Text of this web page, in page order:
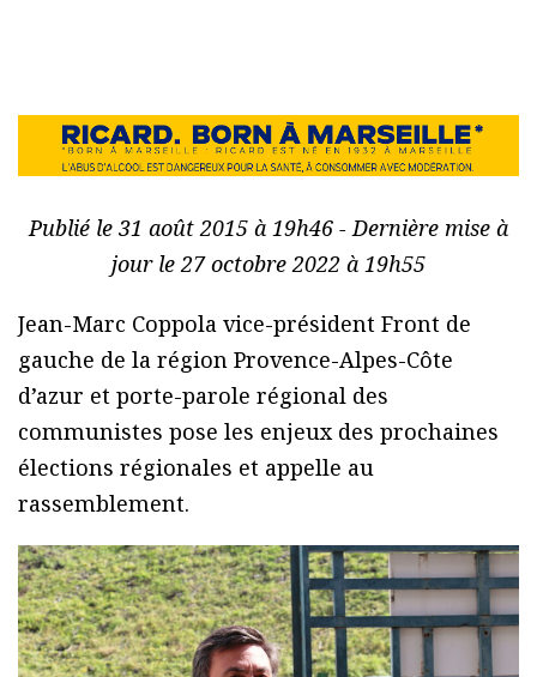
Publié le 31 août 2015 à 19h46 - Dernière mise à
jour le 27 octobre 2022 à 19h55
Jean-Marc Coppola vice-président Front de
gauche de la région Provence-Alpes-Côte
d’azur et porte-parole régional des
communistes pose les enjeux des prochaines
élections régionales et appelle au
rassemblement.